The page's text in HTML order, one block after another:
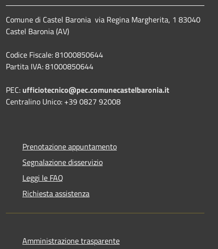
Comune di Castel Baronia via Regina Margherita, 1 83040
Castel Baronia (AV)
Codice Fiscale: 81000850644
Partita IVA: 81000850644
PEC: ufficiotecnico@pec.comunecastelbaronia.it
Centralino Unico: +39 0827 92008
Prenotazione appuntamento
Segnalazione disservizio
Leggi le FAQ
Richiesta assistenza
Amministrazione trasparente